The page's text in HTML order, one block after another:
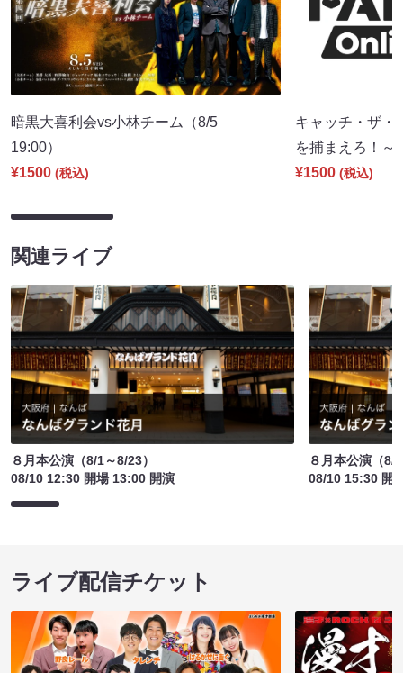
暗黒大喜利会vs小林チーム（8/5
19:00）
¥1500 (税込)
キャッチ・ザ・
を捕まえろ！
¥1500 (税込)
関連ライブ
８月本公演（8/1～8/23）
08/10 12:30 開場 13:00 開演
８月本公演（8/
08/10 15:30 開
ライブ配信チケット